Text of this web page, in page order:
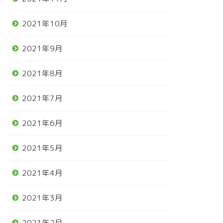
2021年10月
2021年9月
2021年8月
2021年7月
2021年6月
2021年5月
2021年4月
2021年3月